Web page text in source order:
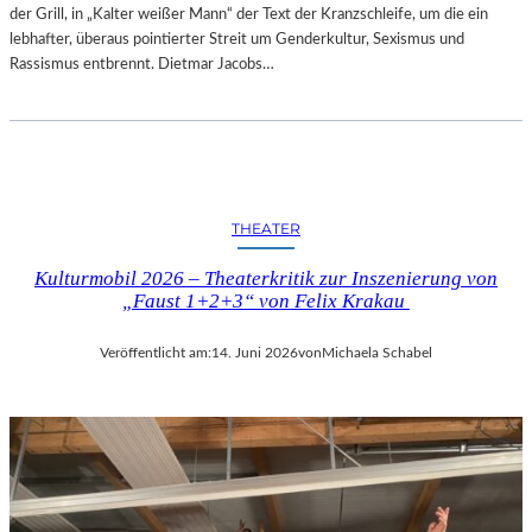
der Grill, in „Kalter weißer Mann“ der Text der Kranzschleife, um die ein
lebhafter, überaus pointierter Streit um Genderkultur, Sexismus und
Rassismus entbrennt. Dietmar Jacobs…
THEATER
Kulturmobil 2026 – Theaterkritik zur Inszenierung von
„Faust 1+2+3“ von Felix Krakau
Veröffentlicht am:14. Juni 2026vonMichaela Schabel